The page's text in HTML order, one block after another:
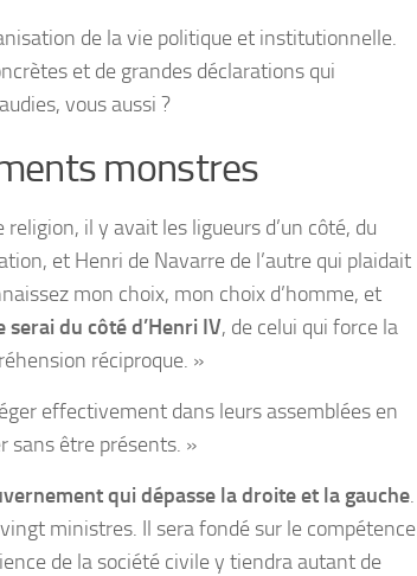
de la vie politique et institutionnelle.
et de grandes déclarations qui
vous aussi ?
monstres
il y avait les ligueurs d’un côté, du
et Henri de Navarre de l’autre qui plaidait
mon choix, mon choix d’homme, et
serai du côté d’Henri IV, de celui qui force la
réciproque. »
effectivement dans leurs assemblées en
sans être présents. »
qui dépasse la droite et la gauche.
ministres. Il sera fondé sur le compétence
de la société civile y tiendra autant de